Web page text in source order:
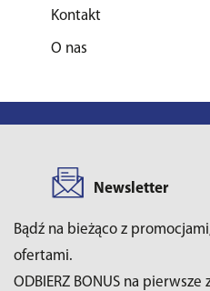
Kontakt
O nas
Newsletter
Bądź na bieżąco z
ofertami.
ODBIERZ BONUS na pierwsze